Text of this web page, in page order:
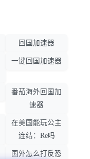
回国加速器
一键回国加速器
番茄海外回国加
速器
在美国能玩公主
连结：Re吗
国外怎么打反恐